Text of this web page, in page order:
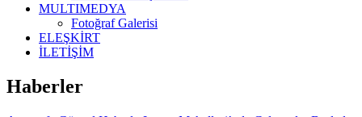
MULTIMEDYA
Fotoğraf Galerisi
ELEŞKİRT
İLETİŞİM
Haberler